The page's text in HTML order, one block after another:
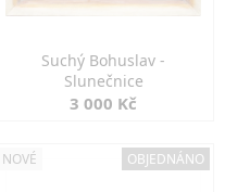
Suchý Bohuslav -
Slunečnice
3 000 Kč
NOVÉ OBJEDNÁNO